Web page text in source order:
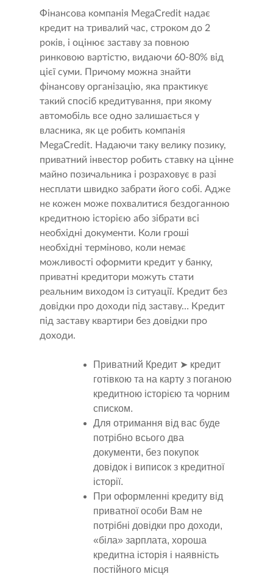
Фінансова компанія MegaCredit надає
кредит на тривалий час, строком до 2
років, і оцінює заставу за повною
ринковою вартістю, видаючи 60-80% від
цієї суми. Причому можна знайти
фінансову організацію, яка практикує
такий спосіб кредитування, при якому
автомобіль все одно залишається у
власника, як це робить компанія
MegaCredit. Надаючи таку велику позику,
приватний інвестор робить ставку на цінне
майно позичальника і розраховує в разі
несплати швидко забрати його собі. Адже
не кожен може похвалитися бездоганною
кредитною історією або зібрати всі
необхідні документи. Коли гроші
необхідні терміново, коли немає
можливості оформити кредит у банку,
приватні кредитори можуть стати
реальним виходом із ситуації. Кредит без
довідки про доходи під заставу… Кредит
під заставу квартири без довідки про
доходи.
Приватний Кредит ➤ кредит
готівкою та на карту з поганою
кредитною історією та чорним
списком.
Для отримання від вас буде
потрібно всього два
документи, без покупок
довідок і виписок з кредитної
історії.
При оформленні кредиту від
приватної особи Вам не
потрібні довідки про доходи,
«біла» зарплата, хороша
кредитна історія і наявність
постійного місця